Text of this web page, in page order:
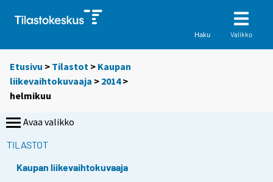
Haku Valikko
Etusivu > Tilastot > Kaupan
liikevaihtokuvaaja > 2014>
helmikuu
Avaa valikko
TILASTOT
Kaupan liikevaihtokuvaaja